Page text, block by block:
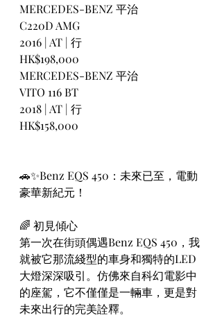
MERCEDES-BENZ 平治
C220D AMG
2016 | AT | 行
HK$198,000
MERCEDES-BENZ 平治
VITO 116 BT
2018 | AT | 行
HK$158,000
🚗✨Benz EQS 450：未來已至，電動
豪華新紀元！
🌈 初見傾心
第一次在街頭偶遇Benz EQS 450，我
就被它那流綫型的車身和獨特的LED
大燈深深吸引。仿佛來自科幻電影中
的座駕，它不僅僅是一輛車，更是對
未來出行的完美詮釋。